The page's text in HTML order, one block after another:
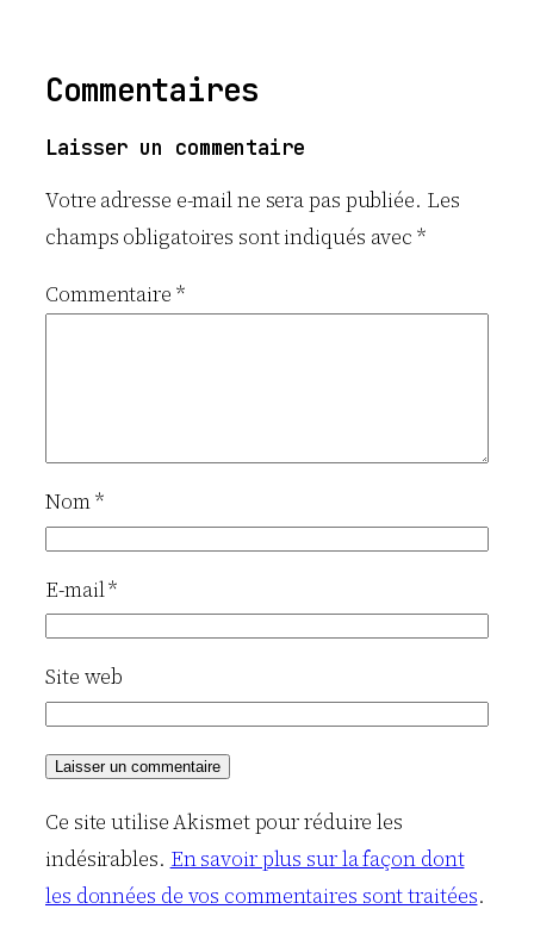
Commentaires
Laisser un commentaire
Votre adresse e-mail ne sera pas publiée. Les
champs obligatoires sont indiqués avec*
Commentaire *
Nom*
E-mail*
Site web
Ce site utilise Akismet pour réduire les
indésirables. En savoir plus sur la façon dont
les données de vos commentaires sont traitées.